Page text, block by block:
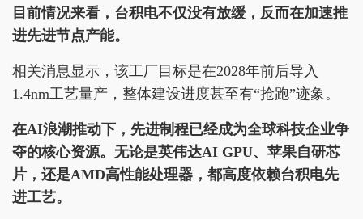
目前情况来看，台积电不仅没有放缓，反而在加速推
进先进节点产能。
相关消息显示，该工厂目标是在2028年前后导入
1.4nm工艺量产，整体建设进度甚至有“抢跑”迹象。
在AI浪潮推动下，先进制程已经成为全球科技企业争
夺的核心资源。无论是英伟达AI GPU、苹果自研芯
片，还是AMD高性能处理器，都高度依赖台积电先
进工艺。